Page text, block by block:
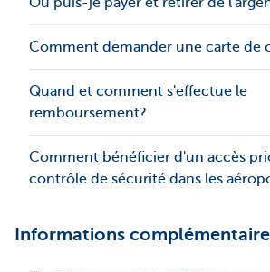
Comment demander une carte de
Quand et comment s'effectue le
remboursement?
Comment bénéficier d'un accès
contrôle de sécurité dans les
Informations